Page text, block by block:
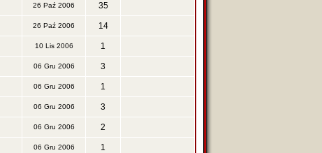
26 Paź 2006 35
26 Paź 2006 14
10 Lis 2006 1
06 Gru 2006 3
06 Gru 2006 1
06 Gru 2006 3
06 Gru 2006 2
06 Gru 2006 1